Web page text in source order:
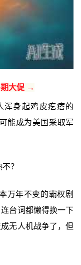
期大促 →
浑身起鸡皮疙瘩的
能成为美国采取军
？
万年不变的霸权剧
台词都懒得换一下
无人机战争了，但